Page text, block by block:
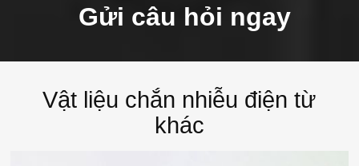
Gửi câu hỏi ngay
Vật liệu chắn nhiễu điện từ
khác